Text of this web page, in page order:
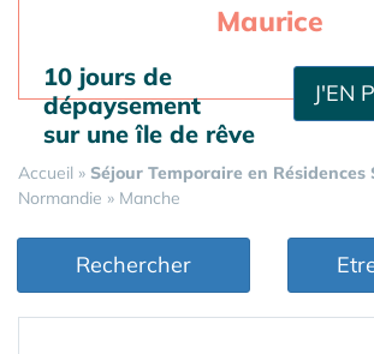
Maurice
J'EN
10 jours de
dépaysement
sur une île de rêve
Accueil » Séjour Temporaire en Résidences
Normandie » Manche
Rechercher